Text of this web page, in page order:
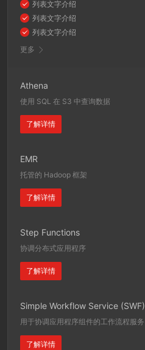
列表文字介绍
列表文字介绍
列表文字介绍
更多
Athena
使用 SQL 在 S3 中查询数据
了解详情
EMR
托管的 Hadoop 框架
了解详情
Step Functions
协调分布式应用程序
了解详情
Simple Workflow Service (SWF)
用于协调应用程序组件的工作流程服务
了解详情